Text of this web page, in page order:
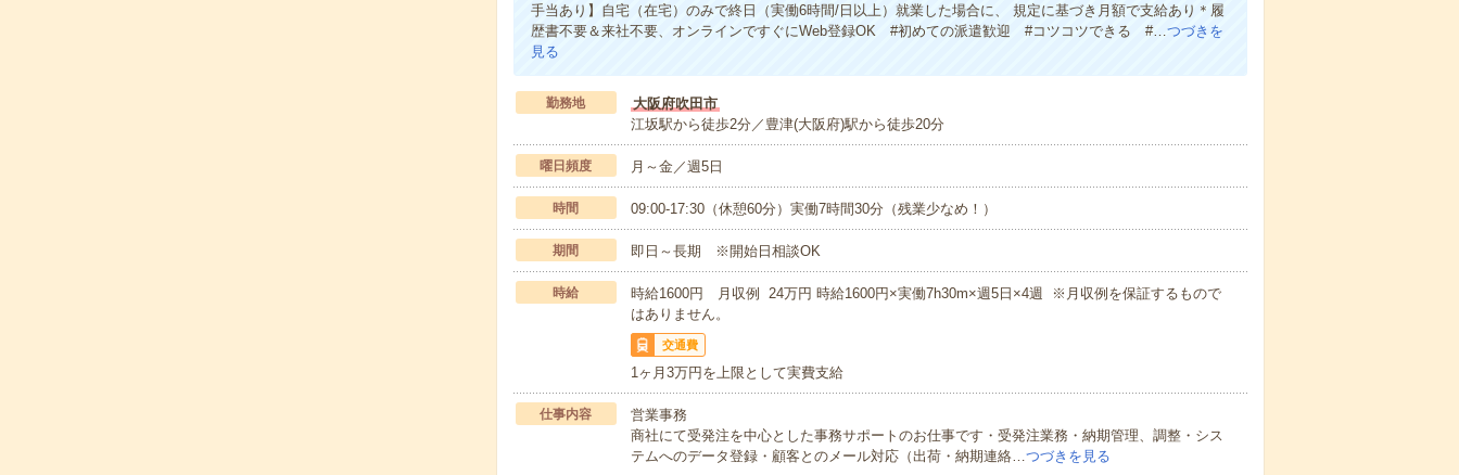
手当あり】自宅（在宅）のみで終日（実働6時間/日以上）就業した場合に、 規定に基づき月額で支給あり＊履
歴書不要＆来社不要、オンラインですぐにWeb登録OK #初めての派遣歓迎 #コツコツできる #… つづきを
見る
勤務地
大阪府吹田市
江坂駅から徒歩2分／豊津(大阪府)駅から徒歩20分
曜日頻度 月～金／週5日
時間 09:00-17:30（休憩60分）実働7時間30分（残業少なめ！）
期間 即日～長期 ※開始日相談OK
時給
時給1600円 月収例 24万円 時給1600円×実働7h30m×週5日×4週 ※月収例を保証するもので
はありません。
交通費
1ヶ月3万円を上限として実費支給
仕事内容
営業事務
商社にて受発注を中心とした事務サポートのお仕事です・受発注業務・納期管理、調整・シス
テムへのデータ登録・顧客とのメール対応（出荷・納期連絡… つづきを見る